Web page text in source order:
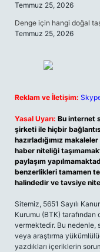
Temmuz 25, 2026
Denge için hangi doğal
Temmuz 25, 2026
Reklam ve İletişim:
Yasal Uyarı: Bu internet
şirketi ile hiçbir
hazırladığımız
haber niteliği
paylaşım
benzerlikleri tamamen
halindedir ve tavsiye
Sitemiz, 5651 Sayılı
Kurumu (BTK) tarafından
vermektedir. Bu
veya araştırma
yazdıkları içeriklerin